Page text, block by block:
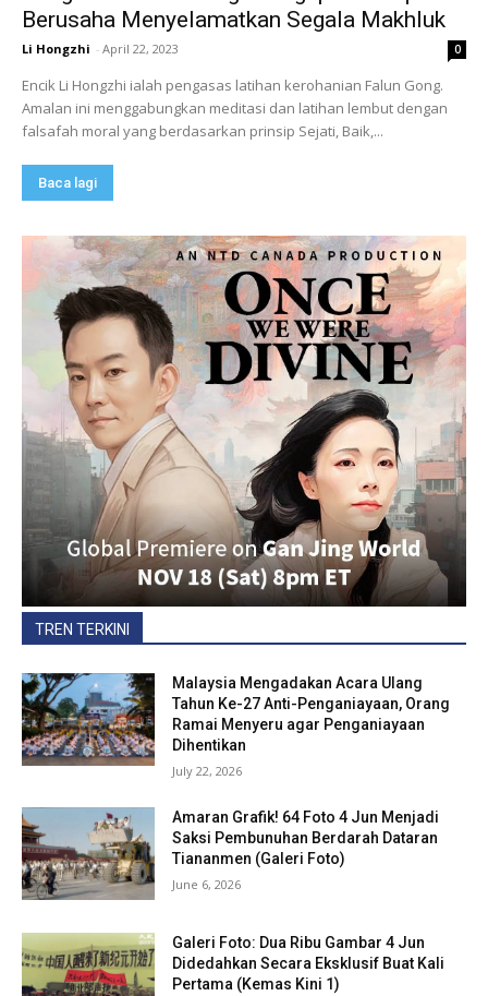
Berusaha Menyelamatkan Segala Makhluk
Li Hongzhi - April 22, 2023 0
Encik Li Hongzhi ialah pengasas latihan kerohanian Falun Gong.
Amalan ini menggabungkan meditasi dan latihan lembut dengan
falsafah moral yang berdasarkan prinsip Sejati, Baik,...
Baca lagi
TREN TERKINI
Malaysia Mengadakan Acara Ulang
Tahun Ke-27 Anti-Penganiayaan, Orang
Ramai Menyeru agar Penganiayaan
Dihentikan
July 22, 2026
Amaran Grafik! 64 Foto 4 Jun Menjadi
Saksi Pembunuhan Berdarah Dataran
Tiananmen (Galeri Foto)
June 6, 2026
Galeri Foto: Dua Ribu Gambar 4 Jun
Didedahkan Secara Eksklusif Buat Kali
Pertama (Kemas Kini 1)